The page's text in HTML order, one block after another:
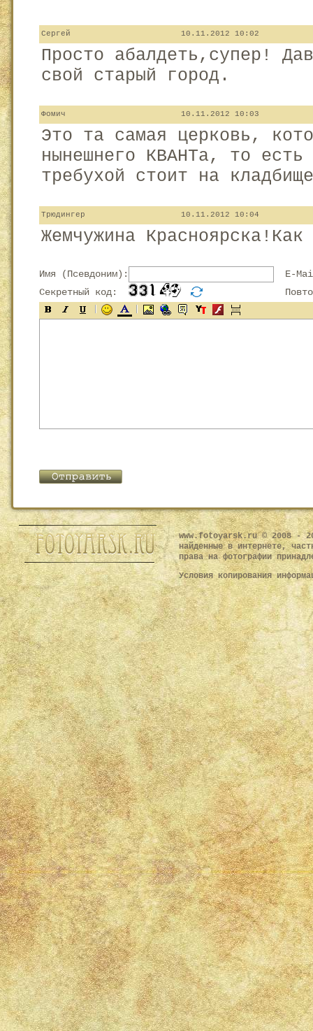
Сергей 10.11.2012 10:02
Просто абалдеть,супер!
свой старый город.
Фомич 10.11.2012 10:03
Это та самая церковь,
нынешнего КВАНТа, то
требухой стоит на
Трюдингер 10.11.2012 10:04
Жемчужина
Имя (Псевдоним):
E-
Секретный код:
www.fotoyarsk.ru © 2008 -
найденные в интернете,
права на фотографии
Условия копирования